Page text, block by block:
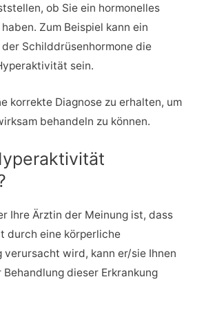
ob Sie ein hormonelles
Zum Beispiel kann ein
Schilddrüsenhormone die
sein.
korrekte Diagnose zu erhalten, um
behandeln zu können.
Ihre Ärztin der Meinung ist, dass
durch eine körperliche
verursacht wird, kann er/sie Ihnen
dieser Erkrankung